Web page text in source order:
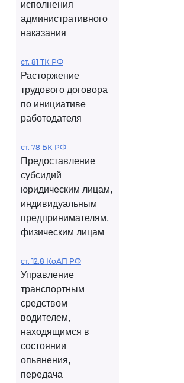
исполнения
административного
наказания
ст. 81 ТК РФ
Расторжение
трудового договора
по инициативе
работодателя
ст. 78 БК РФ
Предоставление
субсидий
юридическим лицам,
индивидуальным
предпринимателям,
физическим лицам
ст. 12.8 КоАП РФ
Управление
транспортным
средством
водителем,
находящимся в
состоянии
опьянения,
передача